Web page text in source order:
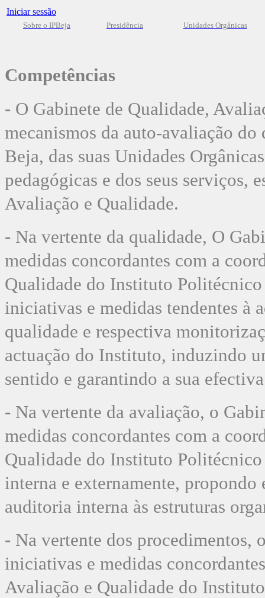
Iniciar sessão
Sobre o IPBeja Presidência Unidades Orgânicas
Competências
- O Gabinete de Qualidade,
mecanismos da auto-avaliação
Beja, das suas Unidades
pedagógicas e dos seus serviços,
Avaliação e Qualidade.
- Na vertente da qualidade, O
medidas concordantes com a
Qualidade do Instituto
iniciativas e medidas tendentes à
qualidade e respectiva
actuação do Instituto, induzindo
sentido e garantindo a sua
- Na vertente da avaliação, o
medidas concordantes com a
Qualidade do Instituto Politécnico
interna e externamente, propondo
auditoria interna às estruturas
- Na vertente dos procedimentos,
iniciativas e medidas
Avaliação e Qualidade do